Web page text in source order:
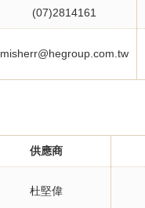
(07)2814161
misherr@hegroup.com.tw
供應商
杜堅偉